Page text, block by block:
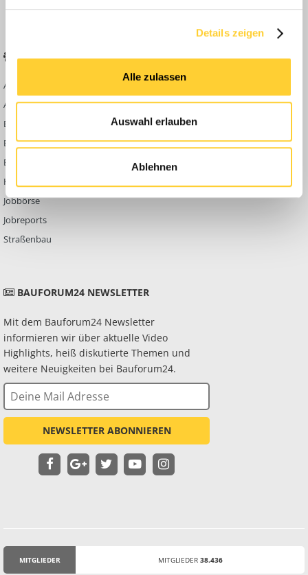
Details zeigen
Alle zulassen
Auswahl erlauben
Ablehnen
BELIEBTE FOREN
Abbruch
Ausbildung & Beruf
Bau Allgemein
Baumaschinen
Berg- & Tagebau
Hoch- & Tiefbau
Jobbörse
Jobreports
Straßenbau
KONTAKT
Werben auf
Bauforum24
Kontakt
Impressum
BAUFORUM24 NEWSLETTER
Mit dem Bauforum24 Newsletter
informieren wir über aktuelle Video
Highlights, heiß diskutierte Themen und
weitere Neuigkeiten bei Bauforum24.
NEWSLETTER ABONNIEREN
MITGLIEDER MITGLIEDER 38.436